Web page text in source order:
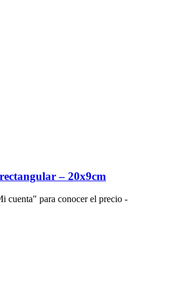
– 20x9cm
cuenta" para conocer el precio -